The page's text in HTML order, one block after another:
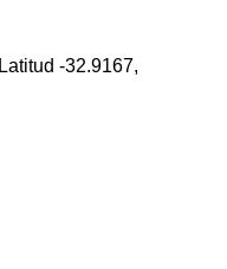
Latitud -32.9167,